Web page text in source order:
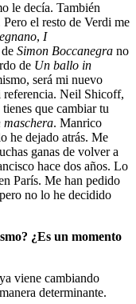
le decía. También
el resto de Verdi me
, I
Simon Boccanegra no
de Un ballo in
será mi nuevo
referencia. Neil Shicoff,
que cambiar tu
. Manrico
he dejado atrás. Me
ganas de volver a
hace dos años. Lo
París. Me han pedido
no lo he decidido
¿Es un momento
viene cambiando
determinante.